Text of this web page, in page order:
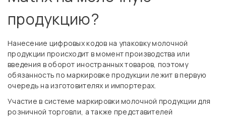
продукцию?
Нанесение цифровых кодов на упаковку молочной
продукции происходит в момент производства или
введения в оборот иностранных товаров, поэтому
обязанность по маркировке продукции лежит в первую
очередь на изготовителях и импортерах.
Участие в системе маркировки молочной продукции для
розничной торговли, а также представителей